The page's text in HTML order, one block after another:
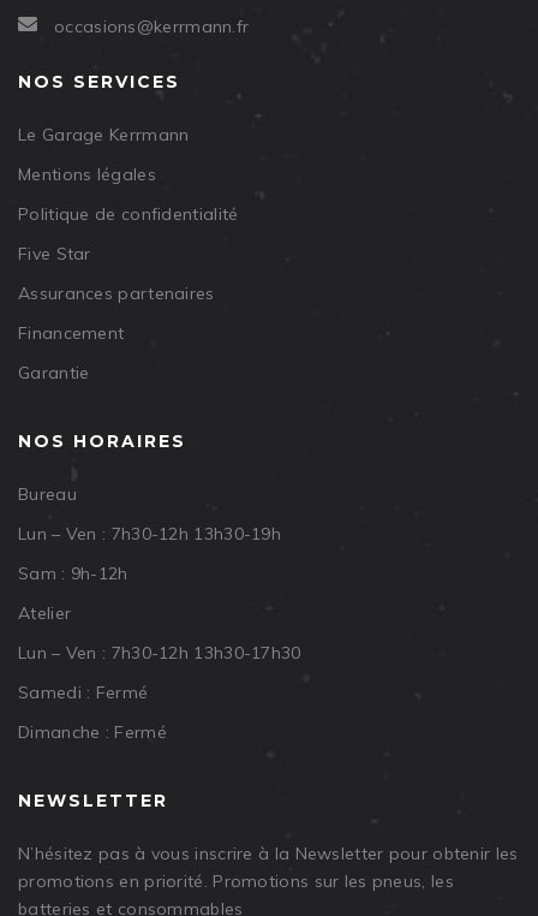
occasions@kerrmann.fr
NOS SERVICES
Le Garage Kerrmann
Mentions légales
Politique de confidentialité
Five Star
Assurances partenaires
Financement
Garantie
NOS HORAIRES
Bureau
Lun – Ven : 7h30-12h 13h30-19h
Sam : 9h-12h
Atelier
Lun – Ven : 7h30-12h 13h30-17h30
Samedi : Fermé
Dimanche : Fermé
NEWSLETTER
N’hésitez pas à vous inscrire à la Newsletter pour obtenir les
promotions en priorité. Promotions sur les pneus, les
batteries et consommables